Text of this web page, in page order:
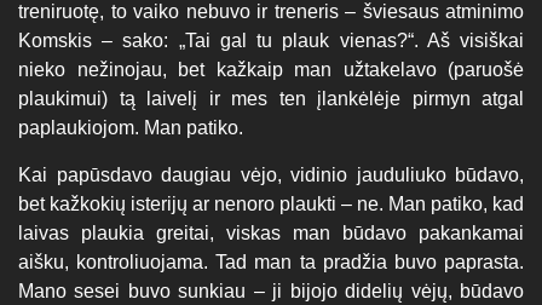
treniruotę, to vaiko nebuvo ir treneris – šviesaus atminimo
Komskis – sako: „Tai gal tu plauk vienas?“. Aš visiškai
nieko nežinojau, bet kažkaip man užtakelavo (paruošė
plaukimui) tą laivelį ir mes ten įlankėlėje pirmyn atgal
paplaukiojom. Man patiko.
Kai papūsdavo daugiau vėjo, vidinio jauduliuko būdavo,
bet kažkokių isterijų ar nenoro plaukti – ne. Man patiko, kad
laivas plaukia greitai, viskas man būdavo pakankamai
aišku, kontroliuojama. Tad man ta pradžia buvo paprasta.
Mano sesei buvo sunkiau – ji bijojo didelių vėjų, būdavo